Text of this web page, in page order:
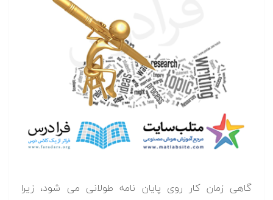
گاهی زمان کار روی پایان نامه طولانی می شود، زیرا